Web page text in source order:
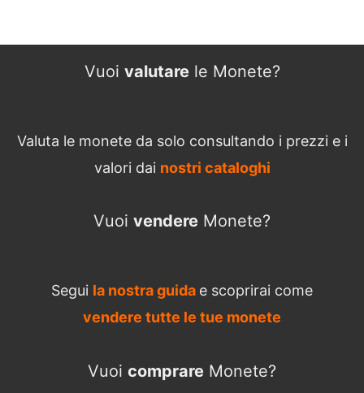
Vuoi valutarele Monete?
Valuta le monete da solo consultando i prezzi e i
valori dai nostri cataloghi
Vuoi vendere Monete?
Segui la nostra guida e scoprirai come
vendere tutte le tue monete
Vuoi comprare Monete?